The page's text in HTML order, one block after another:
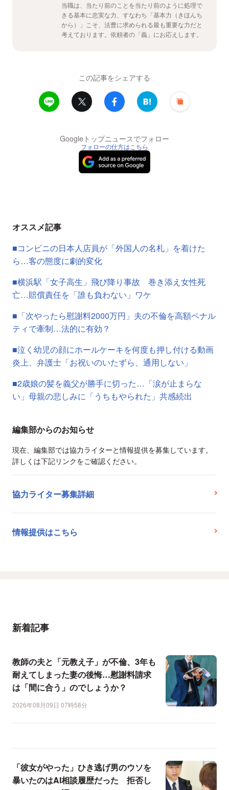
当職は、当たり前のことを当たり前のように処理で
きる基本に忠実な力、すなわち「基本力（きほんち
から）」こそ、法曹に求められる最も重要な力だと
考えております。依頼者の「義」にお応えします。
この記事をシェアする
Googleトップニュースでフォロー
フォローの仕方はこちら
オススメ記事
■コンビニの日本人店員が「外国人の名札」を着けた
ら…客の態度に劇的変化
■横浜駅「女子高生」飛び降り事故 巻き添え女性死
亡…賠償責任を「誰も負わない」ワケ
■「次やったら慰謝料2000万円」夫の不倫を高額ペナル
ティで牽制…法的に有効？
■泣く幼児の顔にホールケーキを何度も押し付ける動画
炎上、弁護士「お祝いのいたずら、通用しない」
■2歳娘の髪を義父が勝手に切った…「涙が止まらな
い」母親の悲しみに「うちもやられた」共感続出
編集部からのお知らせ
現在、編集部では協力ライターと情報提供を募集しています。
詳しくは下記リンクをご確認ください。
協力ライター募集詳細
情報提供はこちら
新着記事
教師の夫と「元教え子」が不倫、3年も
耐えてしまった妻の後悔…慰謝料請求
は「間に合う」のでしょうか？
2026年08月09日 07時58分
「彼女がやった」ひき逃げ男のウソを
暴いたのはAI相談履歴だった 拒否し